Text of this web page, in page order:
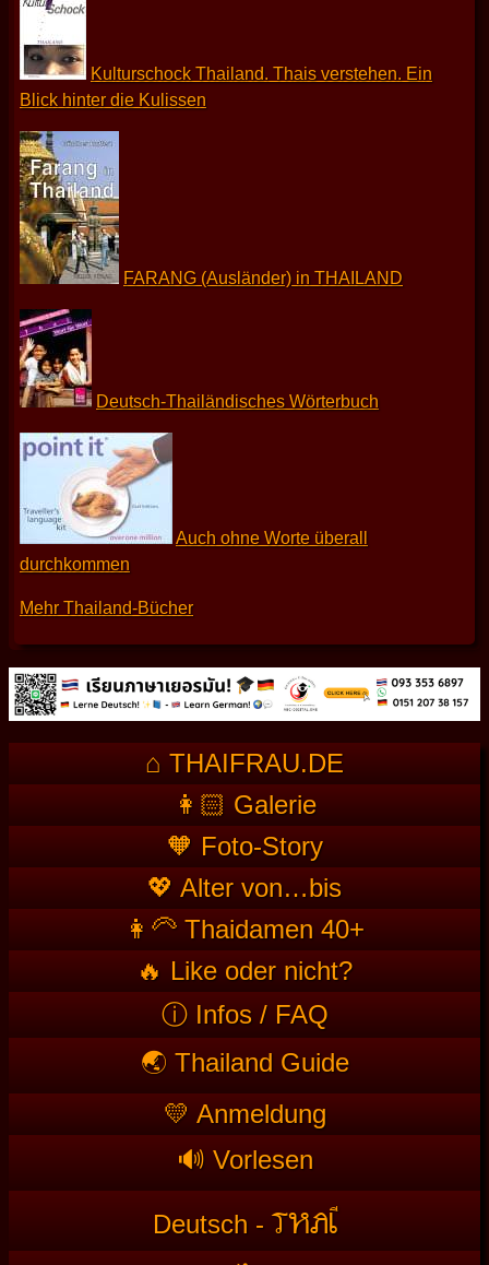
Kulturschock Thailand. Thais verstehen. Ein
Blick hinter die Kulissen
FARANG (Ausländer) in THAILAND
Deutsch-Thailändisches Wörterbuch
Auch ohne Worte überall
durchkommen
Mehr Thailand-Bücher
⌂ THAIFRAU.DE
👩🏻 Galerie
🧡 Foto-Story
💖 Alter von…bis
👩‍🦳 Thaidamen 40+
🔥 Like oder nicht?
ⓘ Infos / FAQ
🌏 Thailand Guide
💛 Anmeldung
🔊 Vorlesen
Deutsch - THAI